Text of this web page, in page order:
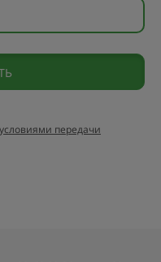
условиями передачи